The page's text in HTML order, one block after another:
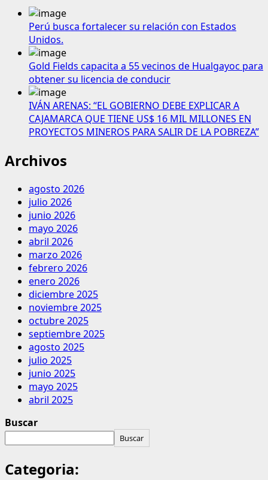
Perú busca fortalecer su relación con Estados
Unidos.
Gold Fields capacita a 55 vecinos de Hualgayoc para
obtener su licencia de conducir
IVÁN ARENAS: “EL GOBIERNO DEBE EXPLICAR A
CAJAMARCA QUE TIENE US$ 16 MIL MILLONES EN
PROYECTOS MINEROS PARA SALIR DE LA POBREZA”
Archivos
agosto 2026
julio 2026
junio 2026
mayo 2026
abril 2026
marzo 2026
febrero 2026
enero 2026
diciembre 2025
noviembre 2025
octubre 2025
septiembre 2025
agosto 2025
julio 2025
junio 2025
mayo 2025
abril 2025
Buscar
Buscar
Categoria: